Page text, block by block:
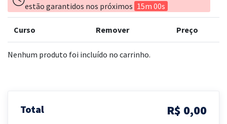
estão garantidos nos próximos 15m 00s
Curso Remover Preço
Nenhum produto foi incluído no carrinho.
Total R$ 0,00